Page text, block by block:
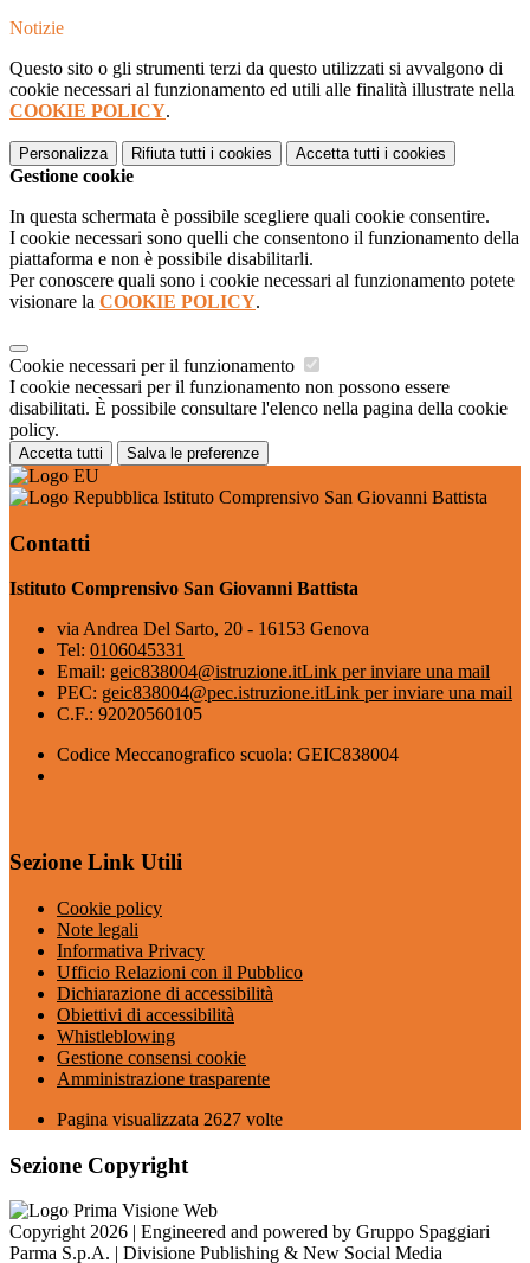
Notizie
Questo sito o gli strumenti terzi da questo utilizzati si avvalgono di
cookie necessari al funzionamento ed utili alle finalità illustrate nella
COOKIE POLICY.
Personalizza Rifiuta tutti i cookies Accetta tutti i cookies
Gestione cookie
In questa schermata è possibile scegliere quali cookie consentire.
I cookie necessari sono quelli che consentono il funzionamento della
piattaforma e non è possibile disabilitarli.
Per conoscere quali sono i cookie necessari al funzionamento potete
visionare la COOKIE POLICY.
Cookie necessari per il funzionamento
I cookie necessari per il funzionamento non possono essere
disabilitati. È possibile consultare l'elenco nella pagina della cookie
policy.
Accetta tutti Salva le preferenze
Istituto Comprensivo San Giovanni Battista
Contatti
Istituto Comprensivo San Giovanni Battista
via Andrea Del Sarto, 20 - 16153 Genova
Tel: 0106045331
Email: geic838004@istruzione.itLink per inviare una mail
PEC: geic838004@pec.istruzione.itLink per inviare una mail
C.F.: 92020560105
Codice Meccanografico scuola: GEIC838004
Sezione Link Utili
Cookie policy
Note legali
Informativa Privacy
Ufficio Relazioni con il Pubblico
Dichiarazione di accessibilità
Obiettivi di accessibilità
Whistleblowing
Gestione consensi cookie
Amministrazione trasparente
Pagina visualizzata 2627 volte
Sezione Copyright
Copyright 2026 | Engineered and powered by Gruppo Spaggiari
Parma S.p.A. | Divisione Publishing & New Social Media